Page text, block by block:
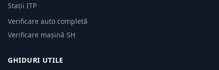
Stații ITP
Verificare auto completă
Verificare mașină SH
GHIDURI UTILE